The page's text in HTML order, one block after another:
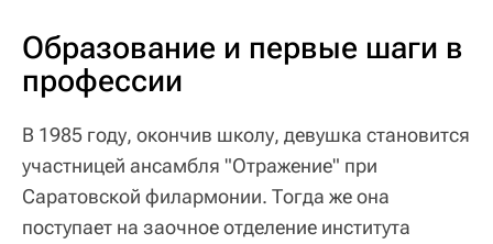
Образование и первые шаги в
профессии
В 1985 году, окончив школу, девушка становится
участницей ансамбля "Отражение" при
Саратовской филармонии. Тогда же она
поступает на заочное отделение института